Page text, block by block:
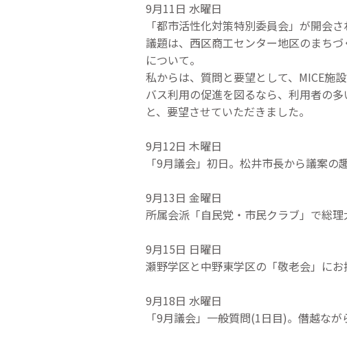
9月11日 水曜日
「都市活性化対策特別委員会」が開会
議題は、西区商工センター地区のまち
について。
私からは、質問と要望として、MICE施
バス利用の促進を図るなら、利用者の
と、要望させていただきました。
9月12日 木曜日
「9月議会」初日。松井市長から議案の
9月13日 金曜日
所属会派「自民党・市民クラブ」で総
9月15日 日曜日
瀬野学区と中野東学区の「敬老会」にお
9月18日 水曜日
「9月議会」一般質問(1日目)。 僭越なが